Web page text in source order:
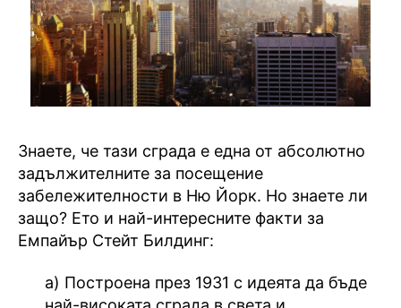
Знаете, че тази сграда е една от абсолютно
задължителните за посещение
забележителности в Ню Йорк. Но знаете ли
защо? Ето и най-интересните факти за
Емпайър Стейт Билдинг:
а) Построена през 1931 с идеята да бъде